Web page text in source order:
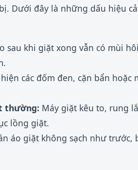
Dưới đây là những dấu hiệu
sau khi giặt xong vẫn có mùi
các đốm đen, cặn bẩn
thường: Máy giặt kêu to, rung
lồng giặt.
áo giặt không sạch như